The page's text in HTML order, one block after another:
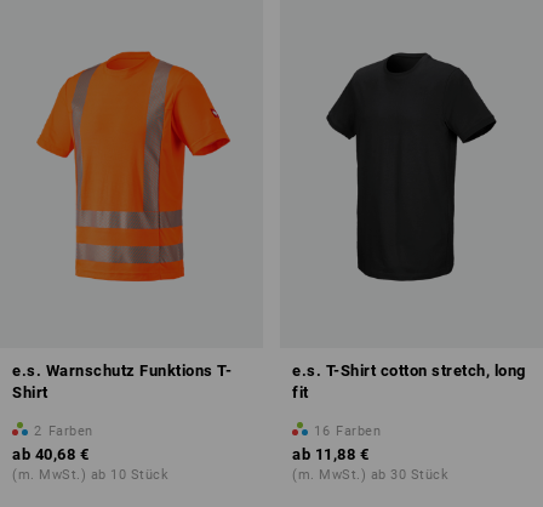
e.s. Warnschutz Funktions T-
Shirt
2 Farben
ab 40,68 €
(m. MwSt.) ab 10 Stück
e.s. T-Shirt cotton stretch, long
fit
16 Farben
ab 11,88 €
(m. MwSt.) ab 30 Stück